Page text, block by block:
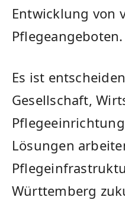
Entwicklung von
Pflegeangeboten.
Es ist
Gesellschaft,
Lösungen
Württemberg